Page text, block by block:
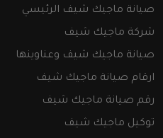
صيانة ماجيك شيف الرئيسي
شركة ماجيك شيف
صيانة ماجيك شيف وعناوينها
ارقام صيانة ماجيك شيف
رقم صيانة ماجيك شيف
توكيل ماجيك شيف